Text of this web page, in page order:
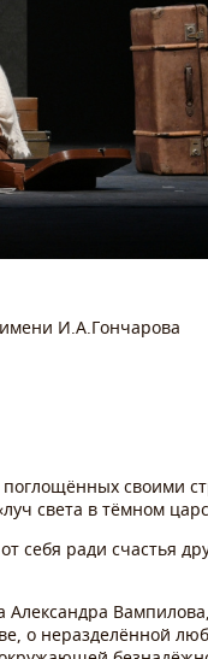
И.А.Гончарова
своими
света в тёмном
себя ради счастья
Александра
о неразделённой